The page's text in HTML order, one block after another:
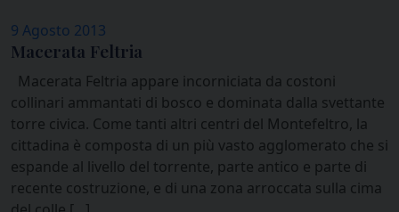
9 Agosto 2013
Macerata Feltria
Macerata Feltria appare incorniciata da costoni
collinari ammantati di bosco e dominata dalla svettante
torre civica. Come tanti altri centri del Montefeltro, la
cittadina è composta di un più vasto agglomerato che si
espande al livello del torrente, parte antico e parte di
recente costruzione, e di una zona arroccata sulla cima